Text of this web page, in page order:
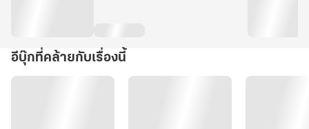
อีบุ๊กที่คล้ายกับเรื่องนี้